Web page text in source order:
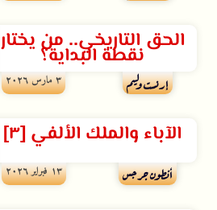
الحق التاريخي.. من يختار
نقطة البداية؟
إرنست وليم ۳ مارس ۲۰۲٦
الآباء والملك الألفي [٣]
أنطون جرجس ۱۳ فبراير ۲۰۲٦